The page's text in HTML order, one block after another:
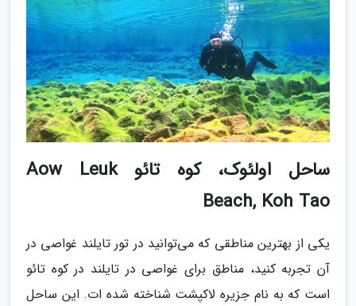
ساحل اولئوک، کوه تائو Aow Leuk
Beach, Koh Tao
یکی از بهترین مناطقی که می‌توانید در تور تایلند غواصی در
آن تجربه کنید، مناطق برای غواصی در تایلند در کوه تائو
است که به نام جزیره لاکپشت شناخته شده ات. این ساحل